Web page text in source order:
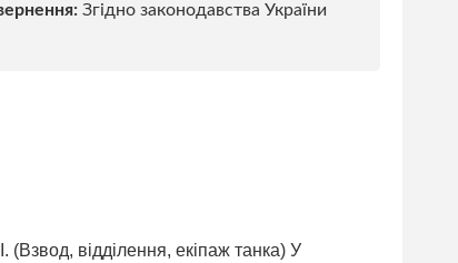
Згідно законодавства України
(Взвод, відділення, екіпаж танка) У